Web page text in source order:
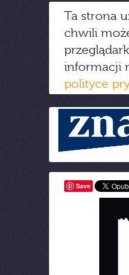
Ta strona
chwili
informacji
polityce
Save